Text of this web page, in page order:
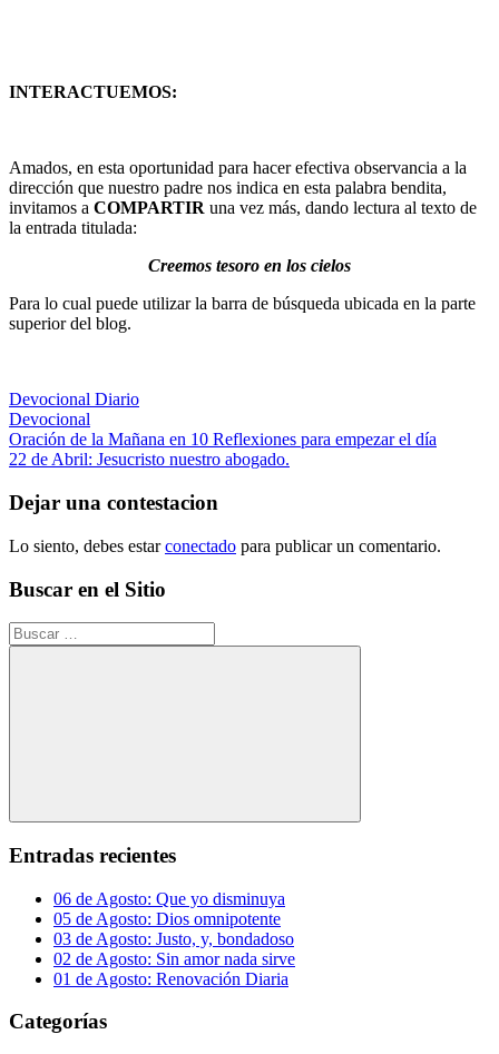
INTERACTUEMOS:
Amados, en esta oportunidad para hacer efectiva observancia a la
dirección que nuestro padre nos indica en esta palabra bendita,
invitamos a COMPARTIR una vez más, dando lectura al texto de
la entrada titulada:
Creemos tesoro en los cielos
Para lo cual puede utilizar la barra de búsqueda ubicada en la parte
superior del blog.
Devocional Diario
Devocional
Navegación
de
entradas
Entrada
anterior:
Oración de la Mañana en 10 Reflexiones para empezar el día
Siguiente
22 de Abril: Jesucristo nuestro abogado.
Dejar una contestacion
Lo siento, debes estarconectado para publicar un comentario.
Buscar en el Sitio
Buscar:
Buscar
Entradas recientes
06 de Agosto: Que yo disminuya
05 de Agosto: Dios omnipotente
03 de Agosto: Justo, y, bondadoso
02 de Agosto: Sin amor nada sirve
01 de Agosto: Renovación Diaria
Categorías